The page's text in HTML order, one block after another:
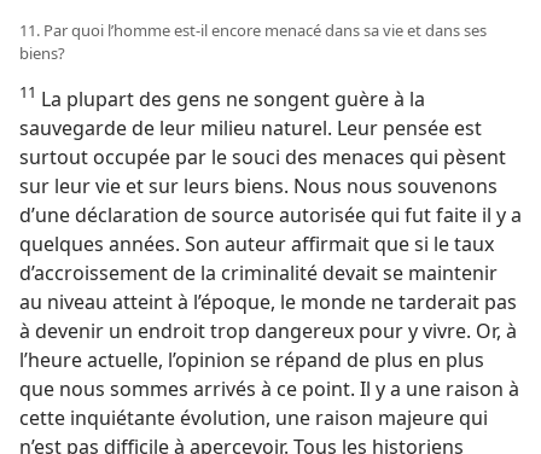
11. Par quoi l’homme est-​il encore menacé dans sa vie et dans ses
biens?
11 La plupart des gens ne songent guère à la
sauvegarde de leur milieu naturel. Leur pensée est
surtout occupée par le souci des menaces qui pèsent
sur leur vie et sur leurs biens. Nous nous souvenons
d’une déclaration de source autorisée qui fut faite il y a
quelques années. Son auteur affirmait que si le taux
d’accroissement de la criminalité devait se maintenir
au niveau atteint à l’époque, le monde ne tarderait pas
à devenir un endroit trop dangereux pour y vivre. Or, à
l’heure actuelle, l’opinion se répand de plus en plus
que nous sommes arrivés à ce point. Il y a une raison à
cette inquiétante évolution, une raison majeure qui
n’est pas difficile à apercevoir. Tous les historiens